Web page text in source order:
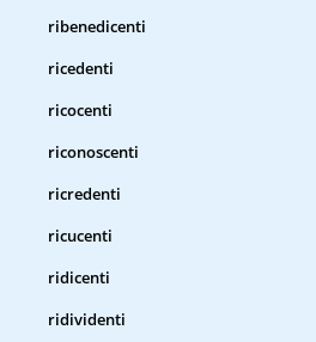
ribenedicenti
ricedenti
ricocenti
riconoscenti
ricredenti
ricucenti
ridicenti
ridividenti